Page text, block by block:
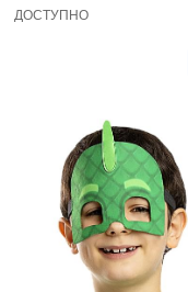
ДОСТУПНО